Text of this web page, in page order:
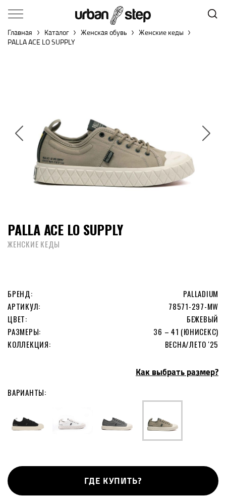
Главная Каталог Женская обувь
Женские кеды
PALLA ACE LO SUPPLY
PALLA ACE LO SUPPLY
ЖЕНСКИЕ КЕДЫ
БРЕНД:
PALLADIUM
АРТИКУЛ:
78571-297-MW
ЦВЕТ:
БЕЖЕВЫЙ
РАЗМЕРЫ:
36 – 41 (ЮНИСЕКС)
КОЛЛЕКЦИЯ:
ВЕСНА/ЛЕТО '25
Как выбрать размер?
ВАРИАНТЫ:
ГДЕ КУПИТЬ?